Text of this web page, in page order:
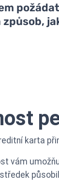
způsob,
karta
vám